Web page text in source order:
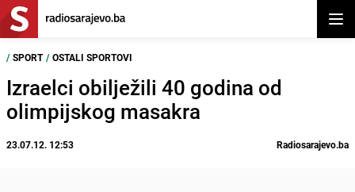
/ SPORT / OSTALI SPORTOVI
Izraelci obilježili 40 godina od
olimpijskog masakra
23.07.12. 12:53 Radiosarajevo.ba